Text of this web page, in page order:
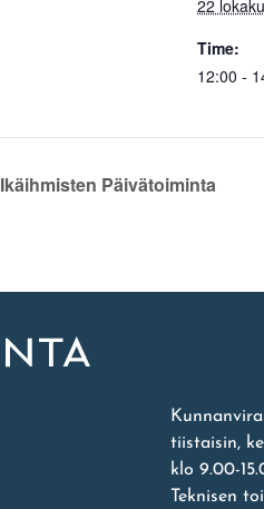
22
Time:
12:00 -
Ikäihmisten Päivätoiminta
tiistaisin,
klo 9.00-
Teknisen